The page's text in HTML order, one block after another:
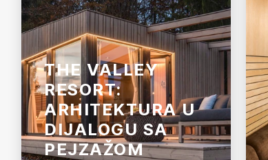
THE VALLEY
RESORT:
ARHITEKTURA U
DIJALOGU SA
PEJZAŽOM